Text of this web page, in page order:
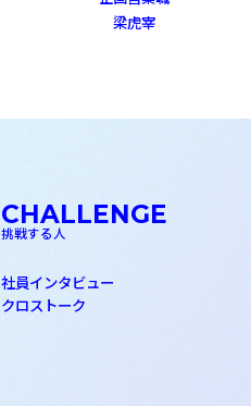
梁虎宰
CHALLENGE
挑戦する人
社員インタビュー
クロストーク